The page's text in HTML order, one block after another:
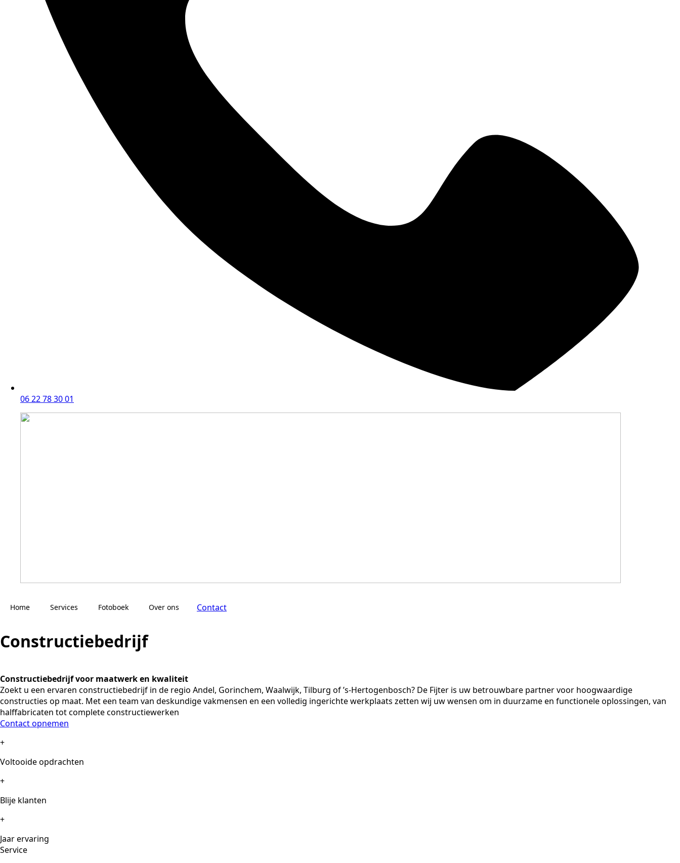
06 22 78 30 01
Home Services Fotoboek Over ons Contact
Constructiebedrijf
Constructiebedrijf voor maatwerk en kwaliteit
Zoekt u een ervaren constructiebedrijf in de regio Andel, Gorinchem, Waalwijk, Tilburg of ’s-Hertogenbosch? De Fijter is uw betrouwbare partner voor hoogwaardige
constructies op maat. Met een team van deskundige vakmensen en een volledig ingerichte werkplaats zetten wij uw wensen om in duurzame en functionele oplossingen, van
halffabricaten tot complete constructiewerken
Contact opnemen
+
Voltooide opdrachten
+
Blije klanten
+
Jaar ervaring
Service